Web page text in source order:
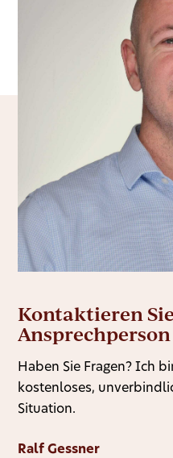
Kontaktieren
Haben Sie Fragen? Ich
kostenloses,
Situation.
Ralf Gessner